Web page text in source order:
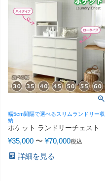
幅5cm間隔で選べるスリムランドリー収
納
ポケット ランドリーチェスト
¥35,000 〜 ¥70,000税込
詳細を見る